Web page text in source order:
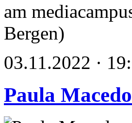
am
Bergen)
03.11.2022 ·
Paula